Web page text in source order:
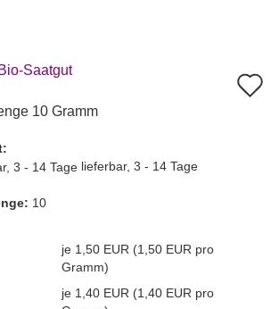
Saatgut
10 Gramm
lieferbar, 3 - 14 Tage
10
je 1,50 EUR (1,50 EUR pro
Gramm)
je 1,40 EUR (1,40 EUR pro